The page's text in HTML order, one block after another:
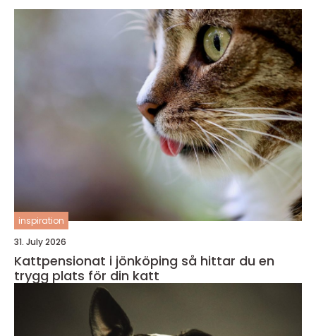
inspiration
31. July 2026
Kattpensionat i jönköping så hittar du en
trygg plats för din katt